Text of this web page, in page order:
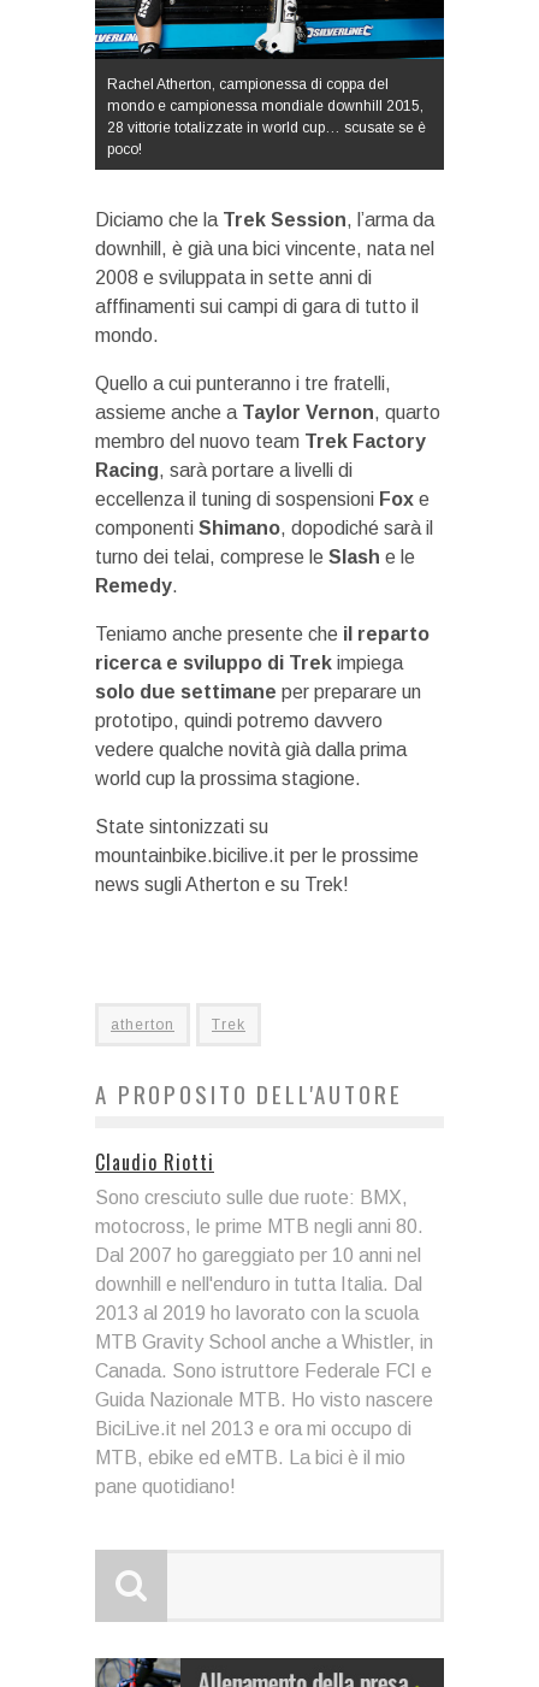
Rachel Atherton, campionessa di coppa del
mondo e campionessa mondiale downhill 2015,
28 vittorie totalizzate in world cup… scusate se è
poco!
Diciamo che la Trek Session, l’arma da
downhill, è già una bici vincente, nata nel
2008 e sviluppata in sette anni di
afffinamenti sui campi di gara di tutto il
mondo.
Quello a cui punteranno i tre fratelli,
assieme anche a Taylor Vernon, quarto
membro del nuovo team Trek Factory
Racing, sarà portare a livelli di
eccellenza il tuning di sospensioni Fox e
componenti Shimano, dopodiché sarà il
turno dei telai, comprese le Slash e le
Remedy.
Teniamo anche presente che il reparto
ricerca e sviluppo di Trek impiega
solo due settimane per preparare un
prototipo, quindi potremo davvero
vedere qualche novità già dalla prima
world cup la prossima stagione.
State sintonizzati su
mountainbike.bicilive.it per le prossime
news sugli Atherton e su Trek!
atherton Trek
A PROPOSITO DELL'AUTORE
Claudio Riotti
Sono cresciuto sulle due ruote: BMX,
motocross, le prime MTB negli anni 80.
Dal 2007 ho gareggiato per 10 anni nel
downhill e nell'enduro in tutta Italia. Dal
2013 al 2019 ho lavorato con la scuola
MTB Gravity School anche a Whistler, in
Canada. Sono istruttore Federale FCI e
Guida Nazionale MTB. Ho visto nascere
BiciLive.it nel 2013 e ora mi occupo di
MTB, ebike ed eMTB. La bici è il mio
pane quotidiano!